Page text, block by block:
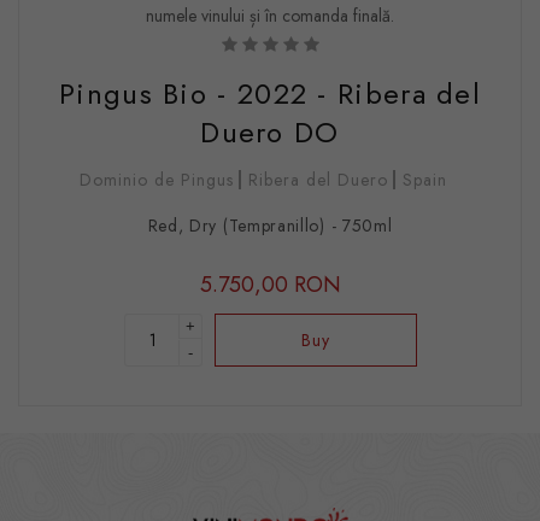
numele vinului și în comanda finală.
Pingus Bio - 2022 - Ribera del
Duero DO
Dominio de Pingus Ribera del Duero
Spain
Red, Dry (Tempranillo) - 750ml
5.750,00 RON
+
-
Buy